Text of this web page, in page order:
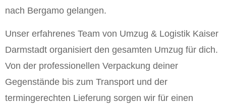
nach Bergamo gelangen.
Unser erfahrenes Team von Umzug & Logistik Kaiser
Darmstadt organisiert den gesamten Umzug für dich.
Von der professionellen Verpackung deiner
Gegenstände bis zum Transport und der
termingerechten Lieferung sorgen wir für einen